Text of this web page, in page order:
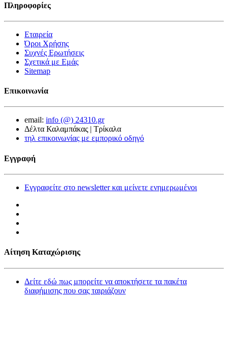
Πληροφορίες
Εταιρεία
Όροι Χρήσης
Συχνές Ερωτήσεις
Σχετικά με Εμάς
Sitemap
Επικοινωνία
email: info (@) 24310.gr
Δέλτα Καλαμπάκας | Τρίκαλα
τηλ επικοινωνίας με εμπορικό οδηγό
Εγγραφή
Εγγραφείτε στο newsletter και μείνετε ενημερωμένοι
Αίτηση Καταχώρισης
Δείτε εδώ πως μπορείτε να αποκτήσετε τα πακέτα
διαφήμισης που σας ταιριάζουν